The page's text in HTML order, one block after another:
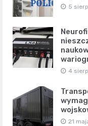
5
4
21